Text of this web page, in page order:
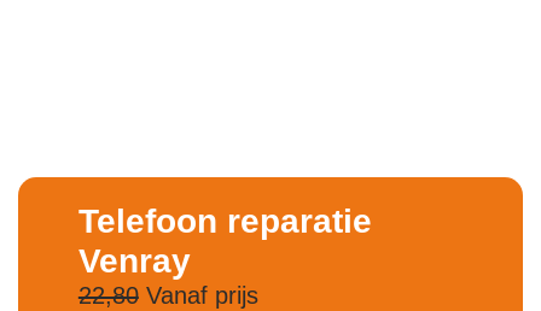
Telefoon reparatie
Venray
22,80Vanaf prijs